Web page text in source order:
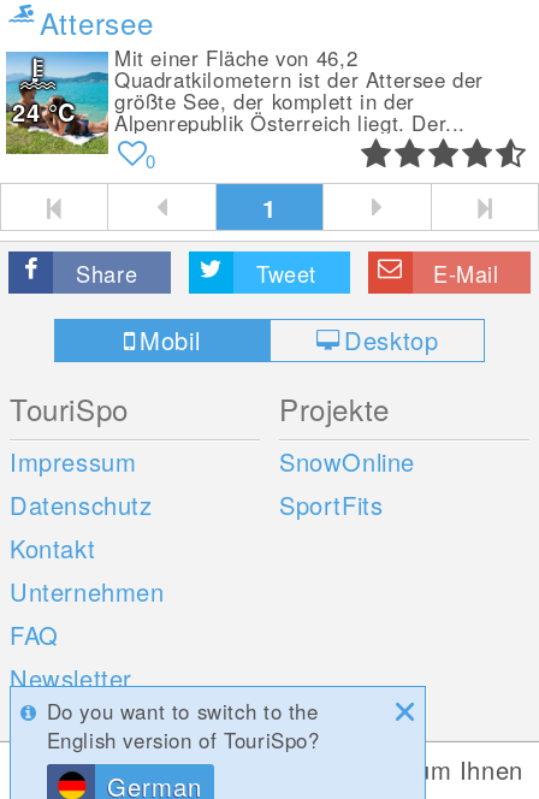
Attersee
Mit einer Fläche von 46,2
Quadratkilometern ist der Attersee der
größte See, der komplett in der
Alpenrepublik Österreich liegt. Der...
24°C
0
1
Share Tweet E-Mail
Mobil Desktop
TouriSpo
Impressum
Datenschutz
Kontakt
Unternehmen
FAQ
Newsletter
Umfragen
Projekte
SnowOnline
SportFits
Do you want to switch to the
English version of TouriSpo?
German
Diese Website verwendet Cookies, um Ihnen